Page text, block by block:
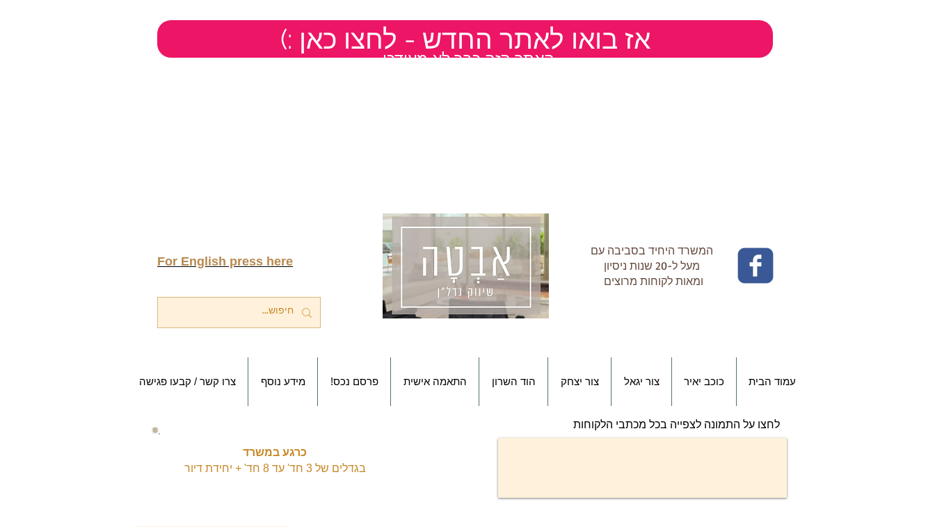
(: אז בואו לאתר החדש - לחצו כאן
,האתר הזה כבר לא מעודכן
For English press here
המשרד היחיד בסביבה עם
מעל ל-20 שנות ניסיון
ומאות לקוחות מרוצים
צרו קשר / קבעו פגישה מידע נוסף !פרסם נכס התאמה אישית הוד השרון צור יצחק צור יגאל כוכב יאיר עמוד הבית
לחצו על התמונה לצפייה בכל מכתבי הלקוחות
כרגע במשרד
בגדלים של 3 חד' עד 8 חד' + יחידת דיור